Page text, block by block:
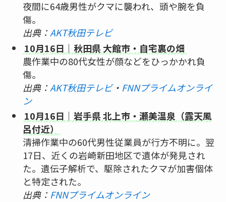
夜間に64歳男性がクマに襲われ、頭や腕を負
傷。
出典：AKT秋田テレビ
10月16日｜秋田県 大館市・自宅裏の畑
農作業中の80代女性が顔などをひっかかれ負
傷。
出典：AKT秋田テレビ・ FNNプライムオンライ
ン
10月16日｜岩手県 北上市・瀬美温泉（露天風
呂付近）
清掃作業中の60代男性従業員が行方不明に。翌
17日、近くの岩崎新田地区で遺体が発見され
た。遺伝子解析で、駆除されたクマが加害個体
と特定された。
出典： FNNプライムオンライン